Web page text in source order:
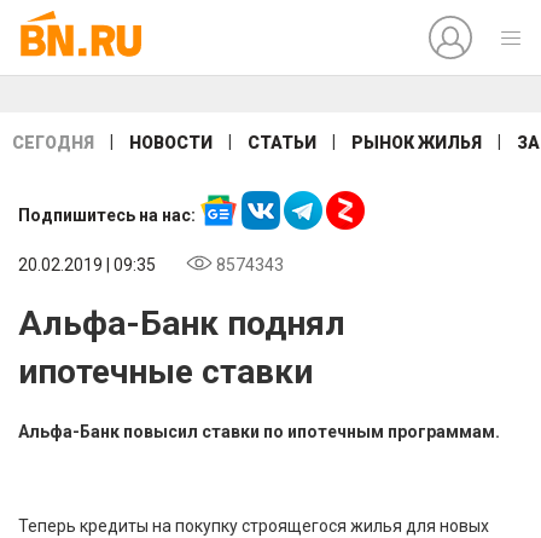
СЕГОДНЯ НОВОСТИ СТАТЬИ РЫНОК ЖИЛЬЯ
Подпишитесь на нас:
20.02.2019 | 09:35 8574343
Альфа-Банк поднял
ипотечные ставки
Альфа-Банк повысил ставки по ипотечным программам.
Теперь кредиты на покупку строящегося жилья для новых